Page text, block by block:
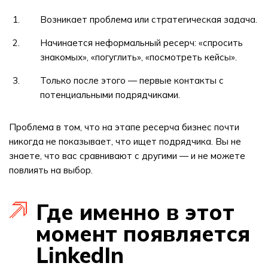
Возникает проблема или стратегическая задача.
Начинается неформальный ресерч: «спросить
знакомых», «погуглить», «посмотреть кейсы».
Только после этого — первые контакты с
потенциальными подрядчиками.
Проблема в том, что на этапе ресерча бизнес почти
никогда не показывает, что ищет подрядчика. Вы не
знаете, что вас сравнивают с другими — и не можете
повлиять на выбор.
Где именно в этот
момент появляется
LinkedIn